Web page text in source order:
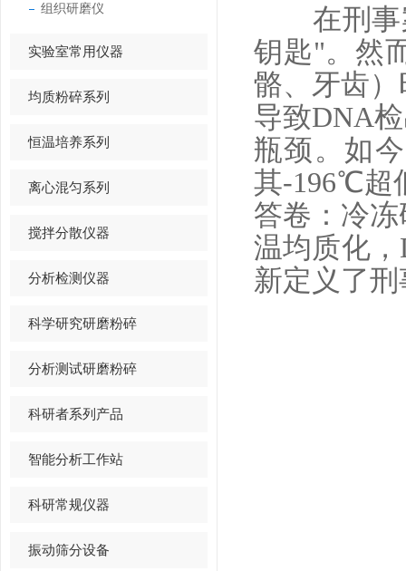
组织研磨仪
实验室常用仪器
均质粉碎系列
恒温培养系列
离心混匀系列
搅拌分散仪器
分析检测仪器
科学研究研磨粉碎
分析测试研磨粉碎
科研者系列产品
智能分析工作站
科研常规仪器
振动筛分设备
在刑事
钥匙"。然
骼、牙齿
导致DNA
瓶颈。如
其-196℃超
答卷：冷
温均质化
新定义了